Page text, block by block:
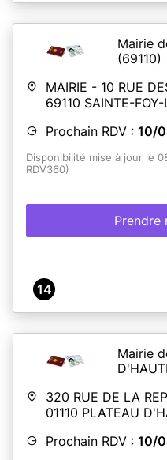
Mairie
(69110)
MAIRIE - 10 RUE
69110 SAINTE-
Prochain RDV : 10/
Disponibilité mise à jour le
RDV360)
Prendre
A propos de VILLE DE
d'identité ou de
Plus de renseignement
En
14
Mairie
320 RUE DE LA
01110 PLATEAU
Prochain RDV : 10/